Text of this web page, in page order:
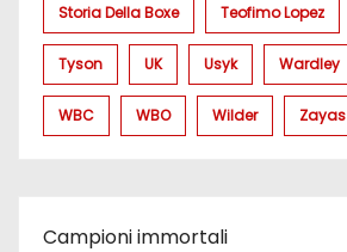
Storia Della Boxe Teofimo Lopez
Tyson UK Usyk Wardley
WBC WBO Wilder Zayas
Campioni immortali